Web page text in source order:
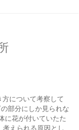
について考察して
部分にしか見られな
に花が付いていたた
えられる原因とし